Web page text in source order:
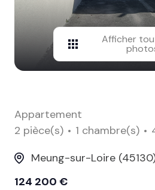
Afficher
Appartement
2 pièce(s)
1 chambre(s)
Meung-sur-Loire
124 200 €